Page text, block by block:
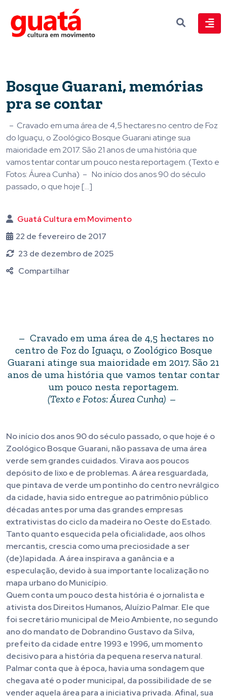
Bosque Guarani, memórias
pra se contar
– Cravado em uma área de 4,5 hectares no centro de Foz
do Iguaçu, o Zoológico Bosque Guarani atinge sua
maioridade em 2017. São 21 anos de uma história que
vamos tentar contar um pouco nesta reportagem. (Texto e
Fotos: Áurea Cunha) – No início dos anos 90 do século
passado, o que hoje […]
Guatá Cultura em Movimento
22 de fevereiro de 2017
23 de dezembro de 2025
Compartilhar
– Cravado em uma área de 4,5 hectares no
centro de Foz do Iguaçu, o Zoológico Bosque
Guarani atinge sua maioridade em 2017. São 21
anos de uma história que vamos tentar contar
um pouco nesta reportagem.
(Texto e Fotos: Áurea Cunha) –
No início dos anos 90 do século passado, o que hoje é o
Zoológico Bosque Guarani, não passava de uma área
verde sem grandes cuidados. Virava aos poucos
depósito de lixo e de problemas. A área resguardada,
que pintava de verde um pontinho do centro nevrálgico
da cidade, havia sido entregue ao patrimônio público
décadas antes por uma das grandes empresas
extrativistas do ciclo da madeira no Oeste do Estado.
Tanto quanto esquecida pela oficialidade, aos olhos
mercantis, crescia como uma preciosidade a ser
(de)lapidada. A área inspirava a ganância e a
especulação, devido à sua importante localização no
mapa urbano do Município.
Quem conta um pouco desta história é o jornalista e
ativista dos Direitos Humanos, Aluízio Palmar. Ele que
foi secretário municipal de Meio Ambiente, no segundo
ano do mandato de Dobrandino Gustavo da Silva,
prefeito da cidade entre 1993 e 1996, um momento
decisivo para a história da pequena reserva natural.
Palmar conta que à época, havia uma sondagem que
chegava até o poder municipal, da possibilidade de se
vender aquela área para a iniciativa privada. Afinal, sua